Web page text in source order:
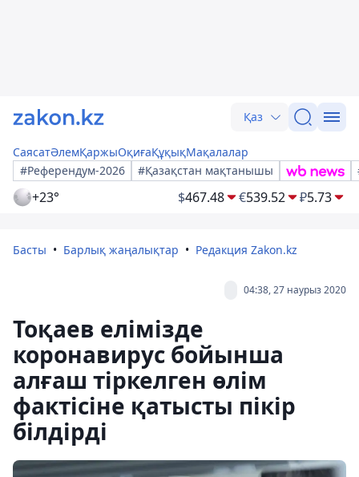
Қаз
СаясатӘлемҚаржыОқиғаҚұқықМақалалар
#Референдум-2026
#Қазақстан мақтанышы
+23° $467.48 €539.52 ₽5.73
Басты Барлық жаңалықтар Редакция Zakon.kz
04:38, 27 наурыз 2020
Тоқаев елімізде
коронавирус бойынша
алғаш тіркелген өлім
фактісіне қатысты пікір
білдірді